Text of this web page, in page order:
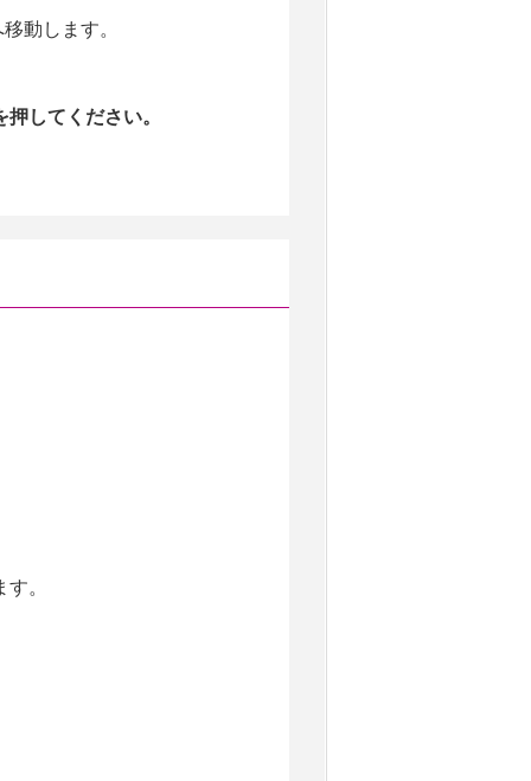
してください。
。